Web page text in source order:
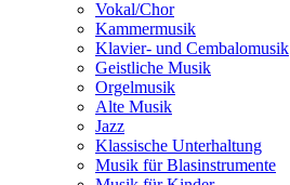
Vokal/Chor
Kammermusik
Klavier- und Cembalomusik
Geistliche Musik
Orgelmusik
Alte Musik
Jazz
Klassische Unterhaltung
Musik für Blasinstrumente